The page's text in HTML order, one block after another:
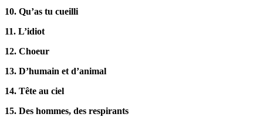
10. Qu’as tu cueilli
11. L’idiot
12. Choeur
13. D’humain et d’animal
14. Tête au ciel
15. Des hommes, des respirants